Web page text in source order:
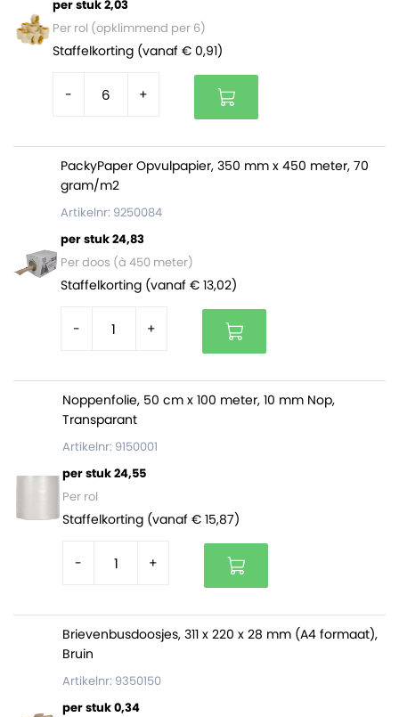
Gemakkelijk en snel te openen en sluiten en
herbruikbaar
Beschikken over een ophangoog
De gripzakjes zijn verpakt per doos van 1.000 stuks.
per stuk 2,03
Per rol (opklimmend per 6)
Staffelkorting (vanaf € 0,91)
- +
PackyPaper Opvulpapier, 350 mm x 450 meter, 70
gram/m2
Artikelnr: 9250084
per stuk 24,83
Per doos (à 450 meter)
Staffelkorting (vanaf € 13,02)
- +
Noppenfolie, 50 cm x 100 meter, 10 mm Nop,
Transparant
Artikelnr: 9150001
per stuk 24,55
Per rol
Staffelkorting (vanaf € 15,87)
- +
Brievenbusdoosjes, 311 x 220 x 28 mm (A4 formaat),
Bruin
Artikelnr: 9350150
per stuk 0,34